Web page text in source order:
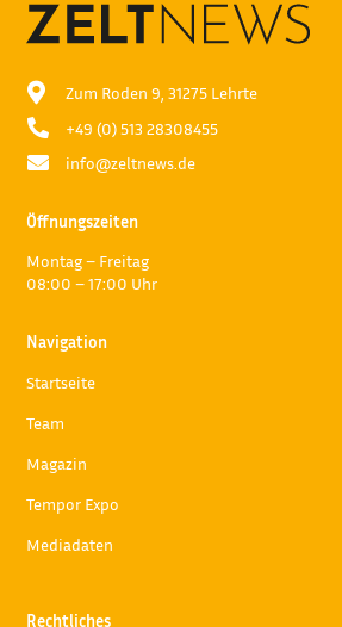
 Zum Roden 9, 31275 Lehrte
 +49 (0) 513 28308455
 info@zeltnews.de
Öffnungszeiten
Montag – Freitag
08:00 – 17:00 Uhr
Navigation
Startseite
Team
Magazin
Tempor Expo
Mediadaten
Rechtliches